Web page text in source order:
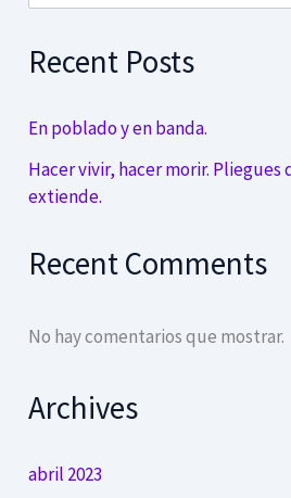
Recent Posts
En poblado y en banda.
Hacer vivir, hacer morir. Pliegues
extiende.
Recent Comments
No hay comentarios que mostrar.
Archives
abril 2023